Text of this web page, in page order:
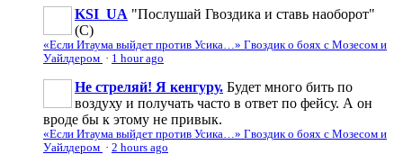
KSI_UA "Послушай Гвоздика и ставь наоборот"
(С)
«Если Итаума выйдет против Усика…» Гвоздик о боях с Мозесом и
Уайлдером · 1 hour ago
Не стреляй! Я кенгуру. Будет много бить по
воздуху и получать часто в ответ по фейсу. А он
вроде бы к этому не привык.
«Если Итаума выйдет против Усика…» Гвоздик о боях с Мозесом и
Уайлдером · 2 hours ago